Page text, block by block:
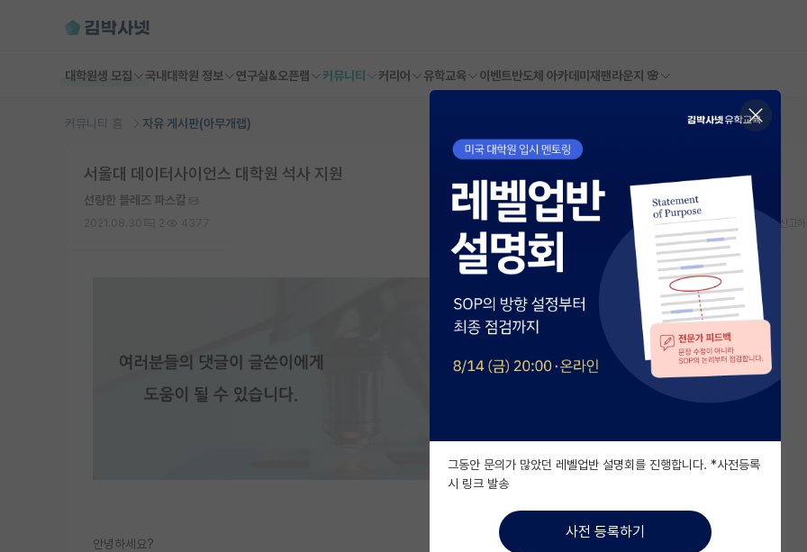
대학원생 모집 국내대학원 정보 연구실&오픈랩 커뮤니티 커리어 유학교육 이벤트반도체 아카데미 재팬라운지 🌸
커뮤니티 홈 자유 게시판(아무개랩)
서울대 데이터사이언스 대학원 석사 지원
선량한 블레즈 파스칼
스크랩 신고
안녕하세요?
그동안 문의가 많았던 레벨업반 설명회를 진행합니다. *사전등록
시 링크 발송
사전 등록하기